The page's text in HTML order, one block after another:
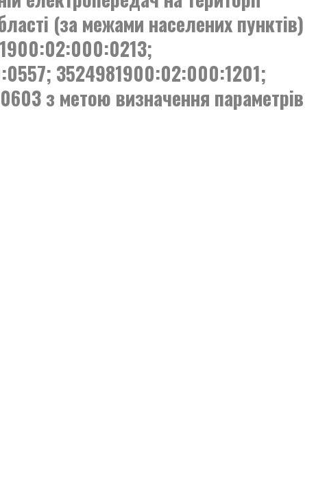
(за межами населених пунктів)
3524981900:02:000:1201;
з метою визначення параметрів